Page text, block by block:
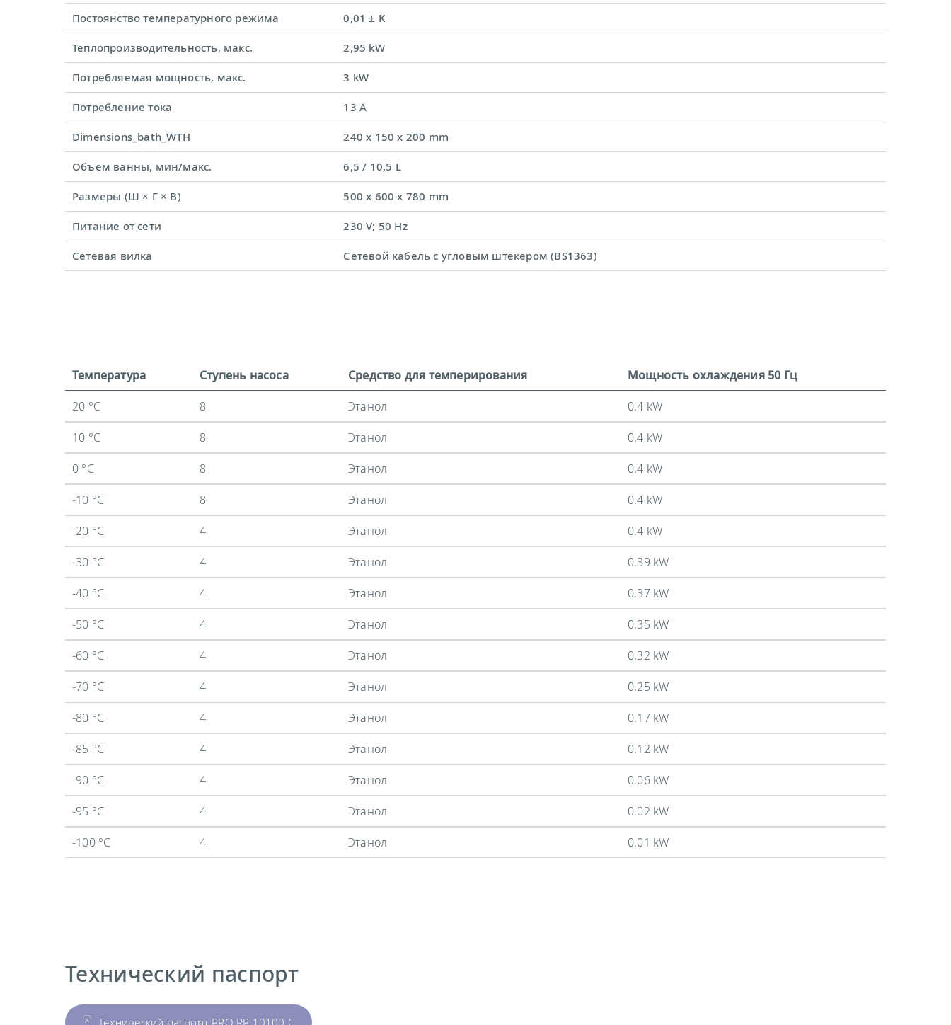
Постоянство температурного режима 0,01 ± K
Теплопроизводительность, макс. 2,95 kW
Потребляемая мощность, макс. 3 kW
Потребление тока 13 A
Dimensions_bath_WTH 240 x 150 x 200 mm
Объем ванны, мин/макс. 6,5 / 10,5 L
Размеры (Ш × Г × В) 500 x 600 x 780 mm
Питание от сети 230 V; 50 Hz
Сетевая вилка Сетевой кабель с угловым штекером (BS1363)
Температура Ступень насоса Средство для темперирования
Мощность охлаждения 50 Гц
20 °C
8 Этанол
0.4 kW
10 °C
8 Этанол
0.4 kW
0 °C
8 Этанол
0.4 kW
-10 °C
8 Этанол
0.4 kW
-20 °C
4 Этанол
0.4 kW
-30 °C
4 Этанол
0.39 kW
-40 °C
4 Этанол
0.37 kW
-50 °C
4 Этанол
0.35 kW
-60 °C
4 Этанол
0.32 kW
-70 °C
4 Этанол
0.25 kW
-80 °C
4 Этанол
0.17 kW
-85 °C
4 Этанол
0.12 kW
-90 °C
4 Этанол
0.06 kW
-95 °C
4 Этанол
0.02 kW
-100 °C
4 Этанол 0.01 kW
Технический паспорт
Технический паспорт PRO RP 10100 C